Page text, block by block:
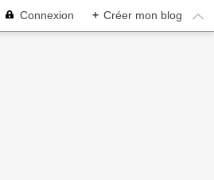
Connexion + Créer mon blog